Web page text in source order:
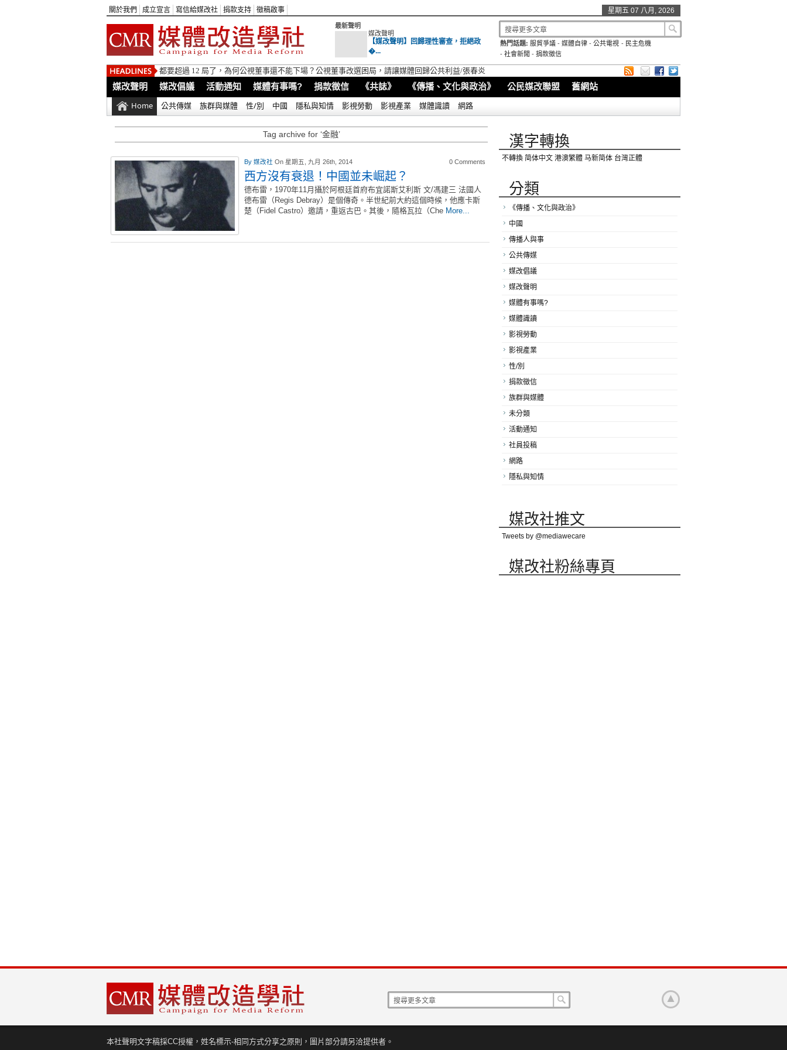
關於我們 成立宣言 寫信給媒改社 捐款支持 徵稿啟事 星期五 07 八月, 2026
最新聲明
媒改聲明
【媒改聲明】回歸理性審查，拒絕政
�...
熱門話題: 服貿爭議 -媒體自律 -公共電視 - 民主危機
- 社會新聞 - 捐款徵信
都要超過 12 局了，為何公視董事還不能下場？公視董事改選困局，請讓媒體回歸公共利益/張春炎
媒改聲明 媒改倡議 活動通知 媒體有事嗎? 捐款徵信 《共誌》 《傳播、文化與政治》 公民媒改聯盟 舊網站
Home 公共傳媒 族群與媒體 性/別 中國 隱私與知情 影視勞動 影視產業 媒體識讀 網路
Tag archive for ‘金融’
By 媒改社 On 星期五, 九月 26th, 2014 0 Comments
西方沒有衰退！中國並未崛起？
德布雷，1970年11月攝於阿根廷首府布宜諾斯艾利斯 文/馮建三 法國人
德布雷（Regis Debray）是個傳奇。半世紀前大約這個時候，他應卡斯
楚（Fidel Castro）邀請，重返古巴。其後，隨格瓦拉（Che More...
漢字轉換
不轉換 简体中文 港澳繁體 马新简体 台灣正體
分類
《傳播、文化與政治》
中國
傳播人與事
公共傳媒
媒改倡議
媒改聲明
媒體有事嗎?
媒體識讀
影視勞動
影視產業
性/別
捐款徵信
族群與媒體
未分類
活動通知
社員投稿
網路
隱私與知情
媒改社推文
Tweets by @mediawecare
媒改社粉絲專頁
本社聲明文字稿採CC授權，姓名標示-相同方式分享之原則，圖片部分請另洽提供者。